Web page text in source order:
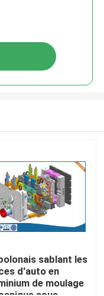
sablant les
d'auto en
de moulage